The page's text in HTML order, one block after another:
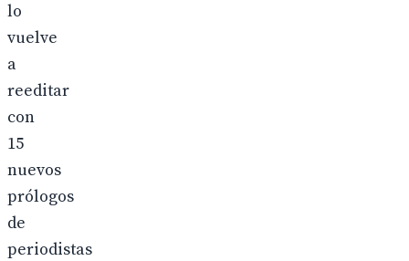
lo
vuelve
a
reeditar
con
15
nuevos
prólogos
de
periodistas